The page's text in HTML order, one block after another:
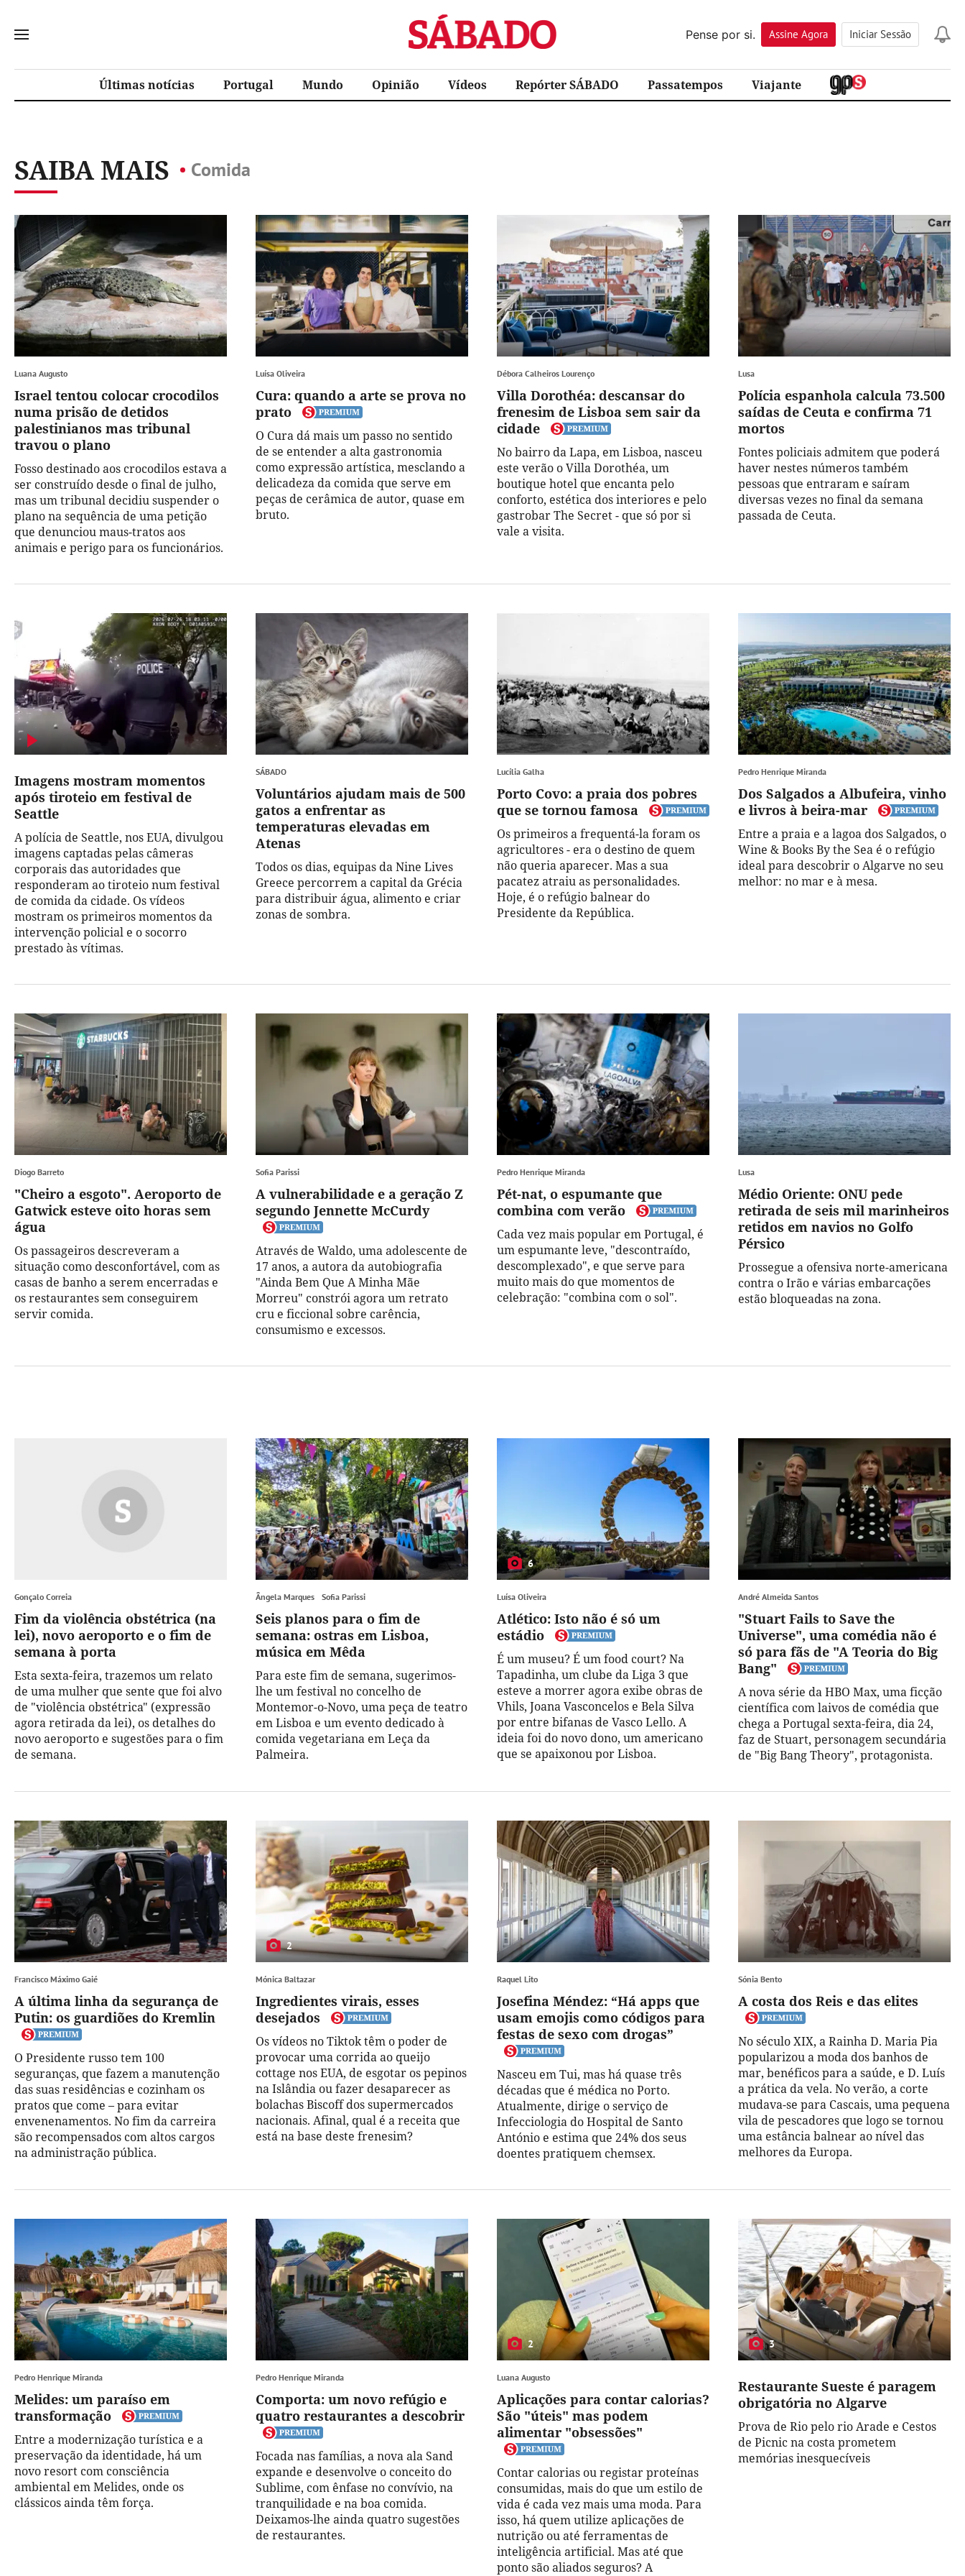
Sábado
Pense por si.
Assine Agora Iniciar Sessão
Últimas notícias Portugal Mundo Opinião Vídeos Repórter SÁBADO Passatempos Viajante
SAIBA MAIS Comida
Luana Augusto
Israel tentou colocar crocodilos
numa prisão de detidos
palestinianos mas tribunal
travou o plano
Fosso destinado aos crocodilos estava a
ser construído desde o final de julho,
mas um tribunal decidiu suspender o
plano na sequência de uma petição
que denunciou maus-tratos aos
animais e perigo para os funcionários.
Luísa Oliveira
Cura: quando a arte se prova no
prato
O Cura dá mais um passo no sentido
de se entender a alta gastronomia
como expressão artística, mesclando a
delicadeza da comida que serve em
peças de cerâmica de autor, quase em
bruto.
Débora Calheiros Lourenço
Villa Dorothéa: descansar do
frenesim de Lisboa sem sair da
cidade
No bairro da Lapa, em Lisboa, nasceu
este verão o Villa Dorothéa, um
boutique hotel que encanta pelo
conforto, estética dos interiores e pelo
gastrobar The Secret - que só por si
vale a visita.
Lusa
Polícia espanhola calcula 73.500
saídas de Ceuta e confirma 71
mortos
Fontes policiais admitem que poderá
haver nestes números também
pessoas que entraram e saíram
diversas vezes no final da semana
passada de Ceuta.
Imagens mostram momentos
após tiroteio em festival de
Seattle
A polícia de Seattle, nos EUA, divulgou
imagens captadas pelas câmeras
corporais das autoridades que
responderam ao tiroteio num festival
de comida da cidade. Os vídeos
mostram os primeiros momentos da
intervenção policial e o socorro
prestado às vítimas.
SÁBADO
Voluntários ajudam mais de 500
gatos a enfrentar as
temperaturas elevadas em
Atenas
Todos os dias, equipas da Nine Lives
Greece percorrem a capital da Grécia
para distribuir água, alimento e criar
zonas de sombra.
Lucília Galha
Porto Covo: a praia dos pobres
que se tornou famosa
Os primeiros a frequentá-la foram os
agricultores - era o destino de quem
não queria aparecer. Mas a sua
pacatez atraiu as personalidades.
Hoje, é o refúgio balnear do
Presidente da República.
Pedro Henrique Miranda
Dos Salgados a Albufeira, vinho
e livros à beira-mar
Entre a praia e a lagoa dos Salgados, o
Wine & Books By the Sea é o refúgio
ideal para descobrir o Algarve no seu
melhor: no mar e à mesa.
Diogo Barreto
"Cheiro a esgoto". Aeroporto de
Gatwick esteve oito horas sem
água
Os passageiros descreveram a
situação como desconfortável, com as
casas de banho a serem encerradas e
os restaurantes sem conseguirem
servir comida.
Sofia Parissi
A vulnerabilidade e a geração Z
segundo Jennette McCurdy
Através de Waldo, uma adolescente de
17 anos, a autora da autobiografia
"Ainda Bem Que A Minha Mãe
Morreu" constrói agora um retrato
cru e ficcional sobre carência,
consumismo e excessos.
Pedro Henrique Miranda
Pét-nat, o espumante que
combina com verão
Cada vez mais popular em Portugal, é
um espumante leve, "descontraído,
descomplexado", e que serve para
muito mais do que momentos de
celebração: "combina com o sol".
Lusa
Médio Oriente: ONU pede
retirada de seis mil marinheiros
retidos em navios no Golfo
Pérsico
Prossegue a ofensiva norte-americana
contra o Irão e várias embarcações
estão bloqueadas na zona.
Gonçalo Correia
Fim da violência obstétrica (na
lei), novo aeroporto e o fim de
semana à porta
Esta sexta-feira, trazemos um relato
de uma mulher que sente que foi alvo
de "violência obstétrica" (expressão
agora retirada da lei), os detalhes do
novo aeroporto e sugestões para o fim
de semana.
Ângela Marques Sofia Parissi
Seis planos para o fim de
semana: ostras em Lisboa,
música em Mêda
Para este fim de semana, sugerimos-
lhe um festival no concelho de
Montemor-o-Novo, uma peça de teatro
em Lisboa e um evento dedicado à
comida vegetariana em Leça da
Palmeira.
6
Luísa Oliveira
Atlético: Isto não é só um
estádio
É um museu? É um food court? Na
Tapadinha, um clube da Liga 3 que
esteve a morrer agora exibe obras de
Vhils, Joana Vasconcelos e Bela Silva
por entre bifanas de Vasco Lello. A
ideia foi do novo dono, um americano
que se apaixonou por Lisboa.
André Almeida Santos
"Stuart Fails to Save the
Universe", uma comédia não é
só para fãs de "A Teoria do Big
Bang"
A nova série da HBO Max, uma ficção
científica com laivos de comédia que
chega a Portugal sexta-feira, dia 24,
faz de Stuart, personagem secundária
de "Big Bang Theory", protagonista.
Francisco Máximo Gaié
A última linha da segurança de
Putin: os guardiões do Kremlin
O Presidente russo tem 100
seguranças, que fazem a manutenção
das suas residências e cozinham os
pratos que come – para evitar
envenenamentos. No fim da carreira
são recompensados com altos cargos
na administração pública.
2
Mónica Baltazar
Ingredientes virais, esses
desejados
Os vídeos no Tiktok têm o poder de
provocar uma corrida ao queijo
cottage nos EUA, de esgotar os pepinos
na Islândia ou fazer desaparecer as
bolachas Biscoff dos supermercados
nacionais. Afinal, qual é a receita que
está na base deste frenesim?
Raquel Lito
Josefina Méndez: “Há apps que
usam emojis como códigos para
festas de sexo com drogas”
Nasceu em Tui, mas há quase três
décadas que é médica no Porto.
Atualmente, dirige o serviço de
Infecciologia do Hospital de Santo
António e estima que 24% dos seus
doentes pratiquem chemsex.
Sónia Bento
A costa dos Reis e das elites
No século XIX, a Rainha D. Maria Pia
popularizou a moda dos banhos de
mar, benéficos para a saúde, e D. Luís
a prática da vela. No verão, a corte
mudava-se para Cascais, uma pequena
vila de pescadores que logo se tornou
uma estância balnear ao nível das
melhores da Europa.
Pedro Henrique Miranda
Melides: um paraíso em
transformação
Entre a modernização turística e a
preservação da identidade, há um
novo resort com consciência
ambiental em Melides, onde os
clássicos ainda têm força.
Pedro Henrique Miranda
Comporta: um novo refúgio e
quatro restaurantes a descobrir
Focada nas famílias, a nova ala Sand
expande e desenvolve o conceito do
Sublime, com ênfase no convívio, na
tranquilidade e na boa comida.
Deixamos-lhe ainda quatro sugestões
de restaurantes.
2
Luana Augusto
Aplicações para contar calorias?
São "úteis" mas podem
alimentar "obsessões"
Contar calorias ou registar proteínas
consumidas, mais do que um estilo de
vida é cada vez mais uma moda. Para
isso, há quem utilize aplicações de
nutrição ou até ferramentas de
inteligência artificial. Mas até que
ponto são aliados seguros? A
3
Restaurante Sueste é paragem
obrigatória no Algarve
Prova de Rio pelo rio Arade e Cestos
de Picnic na costa prometem
memórias inesquecíveis